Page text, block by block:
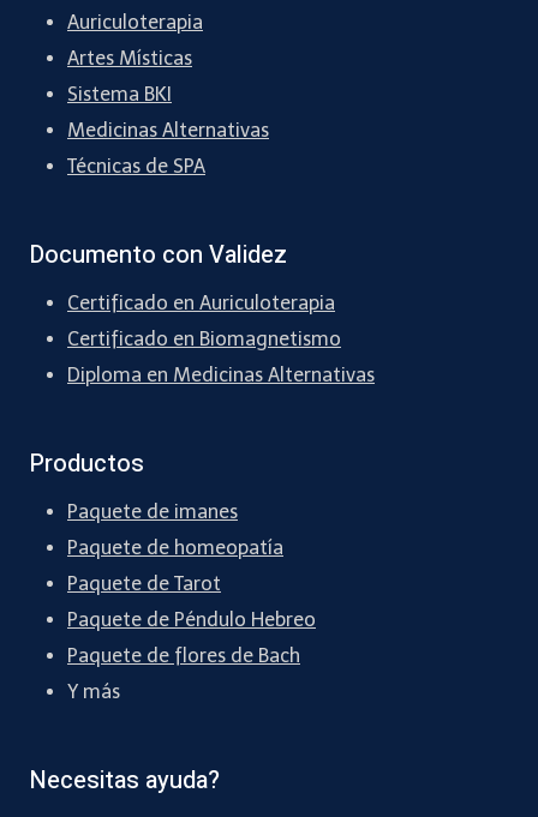
Auriculoterapia
Artes Místicas
Sistema BKI
Medicinas Alternativas
Técnicas de SPA
Documento con Validez
Certificado en Auriculoterapia
Certificado en Biomagnetismo
Diploma en Medicinas Alternativas
Productos
Paquete de imanes
Paquete de homeopatía
Paquete de Tarot
Paquete de Péndulo Hebreo
Paquete de flores de Bach
Y más
Necesitas ayuda?